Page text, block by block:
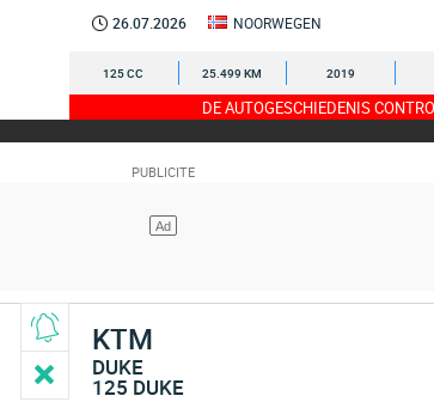
26.07.2026 NOORWEGEN
125 CC 25.499 KM 2019
DE AUTOGESCHIEDENIS
KTM
DUKE
125 DUKE